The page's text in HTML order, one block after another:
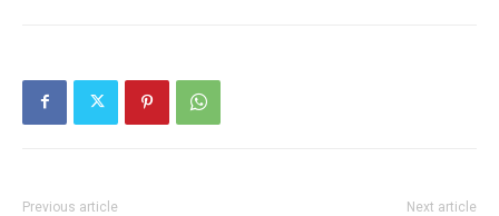
Previous article Next article